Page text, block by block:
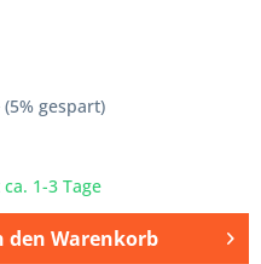
(5% gespart)
1-3 Tage
den Warenkorb